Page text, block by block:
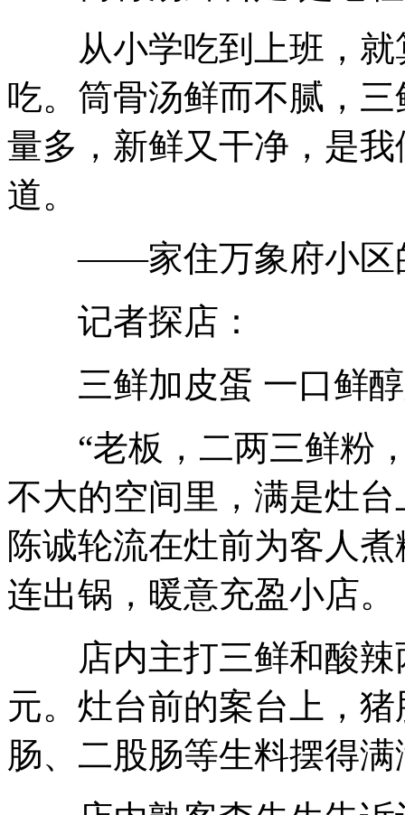
从小学吃到上班，就
吃。筒骨汤鲜而不腻，
量多，新鲜又干净，是
道。
——家住万象府小区
记者探店：
三鲜加皮蛋 一口鲜醇
“老板，二两三鲜粉，
不大的空间里，满是灶
陈诚轮流在灶前为客人
连出锅，暖意充盈小店。
店内主打三鲜和酸辣
元。灶台前的案台上，
肠、二股肠等生料摆得